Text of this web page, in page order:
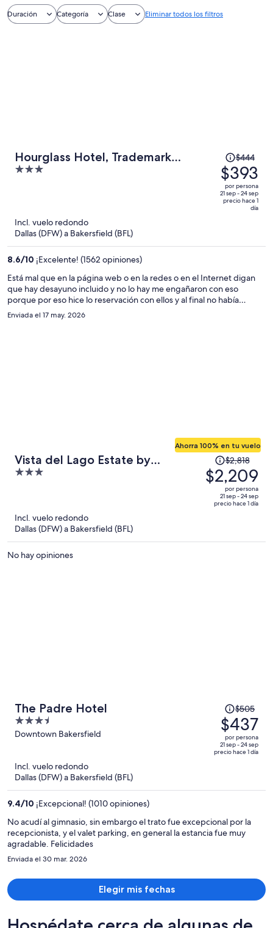
Duración Categoría Clase Eliminar todos los filtros
Hourglass Hotel, Trademark
Collection by Wyndham
3
El
precio
era
de
$444
es
por
persona
$444
$393
por persona
21 sep - 24 sep
precio hace 1
día
Incl. vuelo redondo
Dallas (DFW) a Bakersfield (BFL)
8.6/10 ¡Excelente! (1562 opiniones)
Está mal que en la página web o en la redes o en el Internet digan
que hay desayuno incluido y no lo hay me engañaron con eso
porque por eso hice lo reservación con ellos y al final no había
desayuno incluido.
Enviada el 17 may. 2026
Vista del Lago Estate by
Avantstay 20 Acres Private Lake
3
5
Ahorra 100% en tu vuelo
precio
era
$2,818
$2,818
$2,209
por persona
21 sep - 24 sep
precio hace 1 día
Incl. vuelo redondo
Dallas (DFW) a Bakersfield (BFL)
No hay opiniones
The Padre Hotel
3.5
out
Downtown Bakersfield
El
precio
era
de
$505
$437
por
$505
$437
por persona
21 sep - 24 sep
precio hace 1 día
Incl. vuelo redondo
Dallas (DFW) a Bakersfield (BFL)
9.4/10 ¡Excepcional! (1010 opiniones)
No acudí al gimnasio, sin embargo el trato fue excepcional por la
recepcionista, y el valet parking, en general la estancia fue muy
agradable. Felicidades
Enviada el 30 mar. 2026
Elegir mis fechas